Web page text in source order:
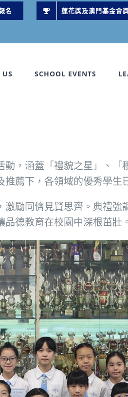
名 蓮花獎及澳門基金會
SCHOOL EVENTS
，涵蓋「禮貌之星」、「
薦下，各領域的優秀學生
勵同儕見賢思齊。典禮
德教育在校園中深根茁壯。